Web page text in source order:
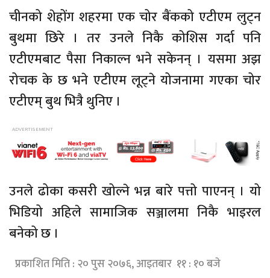
चीनको शेहोंग शहरमा एक चोर बैंकको एटीएम लुट्न
बुथमा छिरे । तर उनले निकै कोशिस गर्दा पनि
एटीएमबाट पैसा निकाल्न भने सकेनन् । यसमा अझ
रोचक के छ भने एटीएम लूट्ने योजनामा गएका चोर
एटीएम् बुथ भित्रै थुनिए ।
उनले ढोका कसरी खोल्ने भन्न बारे पत्तो पाएनन् । यो
भिडियो अहिले सामाजिक सञ्जालमा निकै भाइरल
बनेको छ ।
प्रकाशित मिति : २० पुस २०७६, आइतबार ११ : १० बजे